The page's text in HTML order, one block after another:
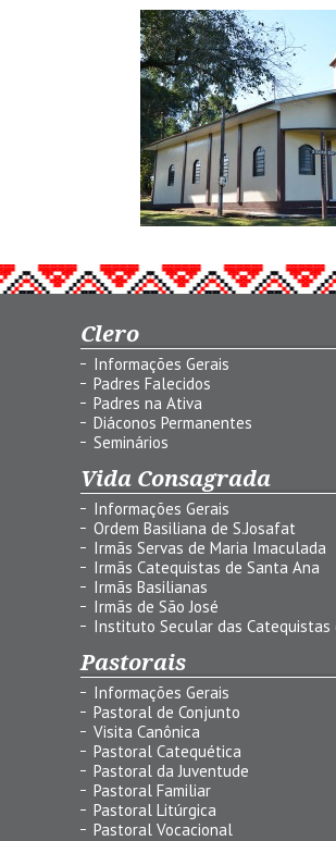
Clero
Informações Gerais
Padres Falecidos
Padres na Ativa
Diáconos Permanentes
Seminários
Vida Consagrada
Informações Gerais
Ordem Basiliana de S.Josafat
Irmãs Servas de Maria Imaculada
Irmãs Catequistas de Santa Ana
Irmãs Basilianas
Irmãs de São José
Instituto Secular das Catequistas
Pastorais
Informações Gerais
Pastoral de Conjunto
Visita Canônica
Pastoral Catequética
Pastoral da Juventude
Pastoral Familiar
Pastoral Litúrgica
Pastoral Vocacional